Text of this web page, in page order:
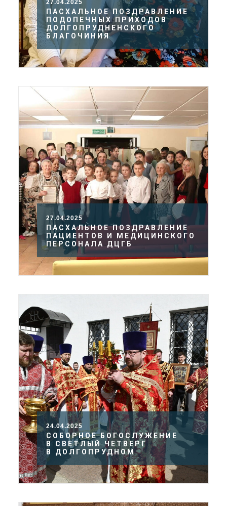
27.04.2025
ПАСХАЛЬНОЕ ПОЗДРАВЛЕНИЕ
ПОДОПЕЧНЫХ ПРИХОДОВ
ДОЛГОПРУДНЕНСКОГО
БЛАГОЧИНИЯ
27.04.2025
ПАСХАЛЬНОЕ ПОЗДРАВЛЕНИЕ
ПАЦИЕНТОВ И МЕДИЦИНСКОГО
ПЕРСОНАЛА ДЦГБ
24.04.2025
СОБОРНОЕ БОГОСЛУЖЕНИЕ
В СВЕТЛЫЙ ЧЕТВЕРГ
В ДОЛГОПРУДНОМ